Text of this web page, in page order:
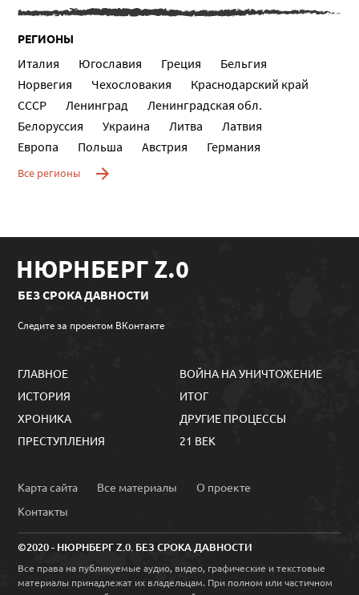
РЕГИОНЫ
Италия Югославия Греция
Бельгия
Норвегия
Чехословакия
Краснодарский край
СССР
Ленинград
Ленинградская обл.
Белоруссия
Украина Литва
Латвия
Европа
Польша Австрия Германия
Все регионы
НЮРНБЕРГ Z.0
БЕЗ СРОКА ДАВНОСТИ
Следите за проектом ВКонтакте
ГЛАВНОЕ
ИСТОРИЯ
ХРОНИКА
ПРЕСТУПЛЕНИЯ
ВОЙНА НА УНИЧТОЖЕНИЕ
ИТОГ
ДРУГИЕ ПРОЦЕССЫ
21 ВЕК
Карта сайта Все материалы
О проекте
Контакты
©2020 - НЮРНБЕРГ Z.0. БЕЗ СРОКА ДАВНОСТИ
Все права на публикуемые аудио, видео, графические и текстовые
материалы принадлежат их владельцам. При полном или частичном